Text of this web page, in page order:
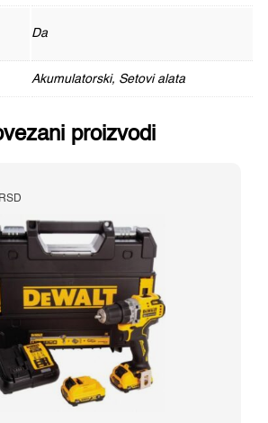
Da
Akumulatorski, Setovi alata
proizvodi